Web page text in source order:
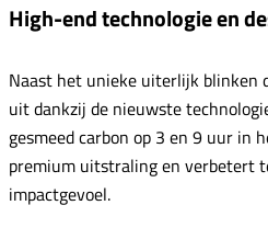
High-end technologie en
Naast het unieke uiterlijk blinken
uit dankzij de nieuwste
gesmeed carbon op 3 en 9 uur in
premium uitstraling en verbetert
impactgevoel.